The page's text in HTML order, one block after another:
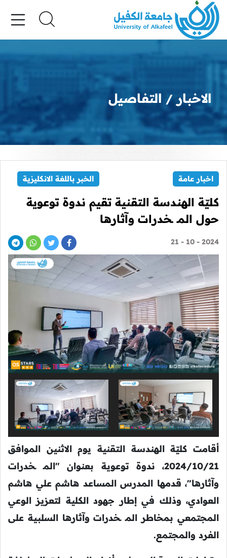
الاخبار التفاصيل
اخبار عامة الخبر باللغة الانكليزية
كليّة الهندسة التقنية تقيم ندوة توعوية
حول المـ ـخدرات وآثارها
2024 - 10 - 21
أقامت كليّة الهندسة التقنية يوم الاثنين الموافق
2024/10/21، ندوة توعوية بعنوان "المـ ـخدرات
وآثارها"، قدمها المدرس المساعد هاشم علي هاشم
العوادي، وذلك في إطار جهود الكلية لتعزيز الوعي
المجتمعي بمخاطر المـ ـخدرات وآثارها السلبية على
الفرد والمجتمع.